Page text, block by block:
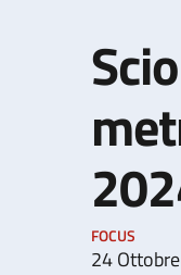
FOCUS
24